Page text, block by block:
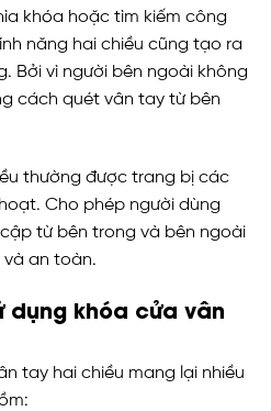
khóa hoặc tìm kiếm công
năng hai chiều cũng tạo ra
Bởi vì người bên ngoài không
cách quét vân tay từ bên
thường được trang bị các
Cho phép người dùng
từ bên trong và bên ngoài
an toàn.
dụng khóa cửa vân
tay hai chiều mang lại nhiều